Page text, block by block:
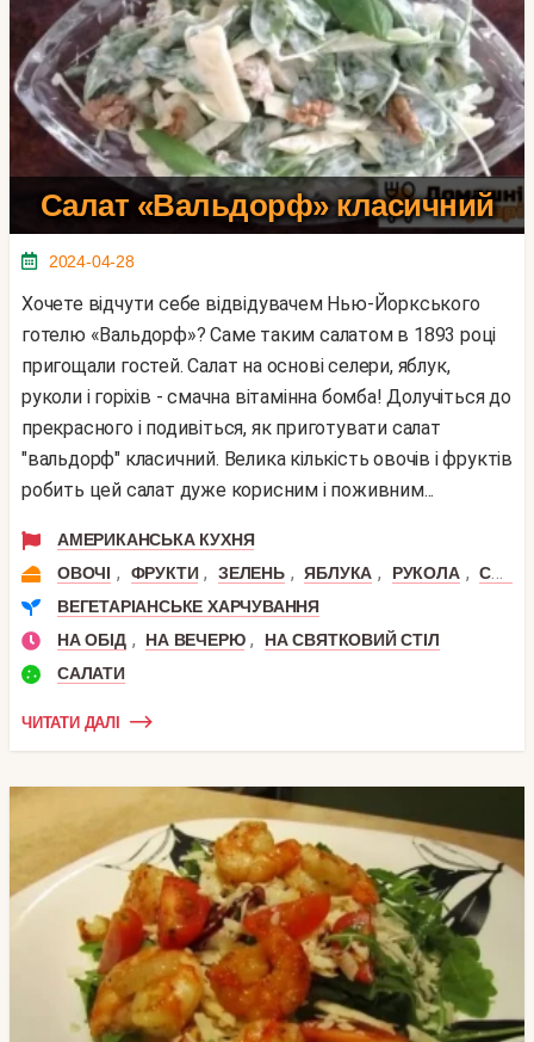
Салат «Вальдорф» класичний
2024-04-28
Хочете відчути себе відвідувачем Нью-Йоркського
готелю «Вальдорф»? Саме таким салатом в 1893 році
пригощали гостей. Салат на основі селери, яблук,
руколи і горіхів - смачна вітамінна бомба! Долучіться до
прекрасного і подивіться, як приготувати салат
"вальдорф" класичний. Велика кількість овочів і фруктів
робить цей салат дуже корисним і поживним...
АМЕРИКАНСЬКА КУХНЯ
ОВОЧІ , ФРУКТИ , ЗЕЛЕНЬ , ЯБЛУКА , РУКОЛА , СЕЛЕРА
ВЕГЕТАРІАНСЬКЕ ХАРЧУВАННЯ
НА ОБІД , НА ВЕЧЕРЮ ,
НА СВЯТКОВИЙ СТІЛ
САЛАТИ
ЧИТАТИ ДАЛІ